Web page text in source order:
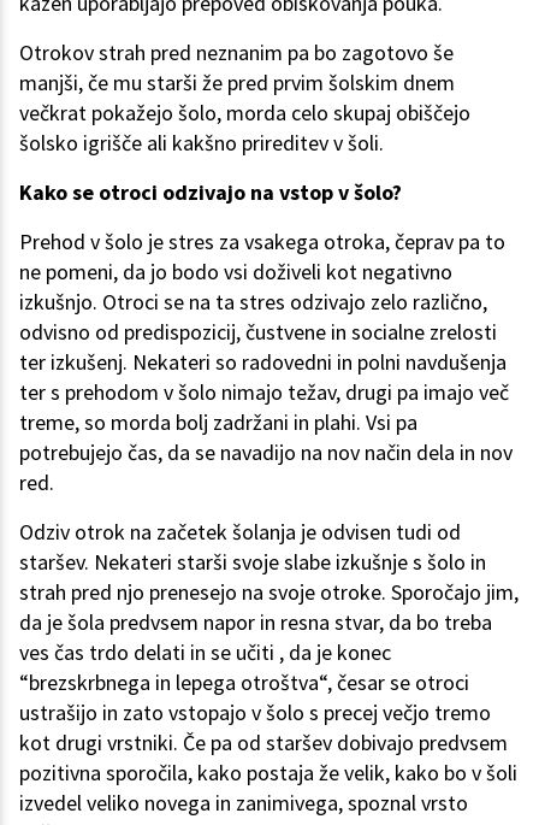
Otrokov strah pred neznanim pa bo zagotovo še
manjši, če mu starši že pred prvim šolskim dnem
večkrat pokažejo šolo, morda celo skupaj obiščejo
šolsko igrišče ali kakšno prireditev v šoli.
Kako se otroci odzivajo na vstop v šolo?
Prehod v šolo je stres za vsakega otroka, čeprav pa to
ne pomeni, da jo bodo vsi doživeli kot negativno
izkušnjo. Otroci se na ta stres odzivajo zelo različno,
odvisno od predispozicij, čustvene in socialne zrelosti
ter izkušenj. Nekateri so radovedni in polni navdušenja
ter s prehodom v šolo nimajo težav, drugi pa imajo več
treme, so morda bolj zadržani in plahi. Vsi pa
potrebujejo čas, da se navadijo na nov način dela in nov
red.
Odziv otrok na začetek šolanja je odvisen tudi od
staršev. Nekateri starši svoje slabe izkušnje s šolo in
strah pred njo prenesejo na svoje otroke. Sporočajo jim,
da je šola predvsem napor in resna stvar, da bo treba
ves čas trdo delati in se učiti , da je konec
“brezskrbnega in lepega otroštva“, česar se otroci
ustrašijo in zato vstopajo v šolo s precej večjo tremo
kot drugi vrstniki. Če pa od staršev dobivajo predvsem
pozitivna sporočila, kako postaja že velik, kako bo v šoli
izvedel veliko novega in zanimivega, spoznal vrsto